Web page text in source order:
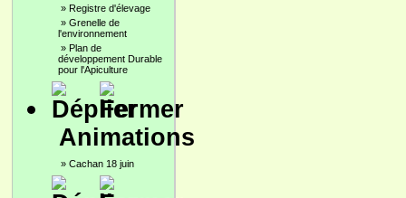
» Registre d'élevage
» Grenelle de
l'environnement
» Plan de
développement Durable
pour l'Apiculture
Animations
» Cachan 18 juin